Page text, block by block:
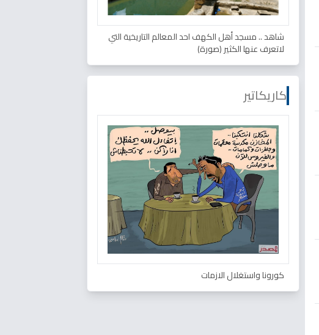
شاهد .. مسجد أهل الكهف احد المعالم التاريخية التي
لاتعرف عنها الكثير (صورة)
كاريكاتير
كورونا واستغلال الازمات